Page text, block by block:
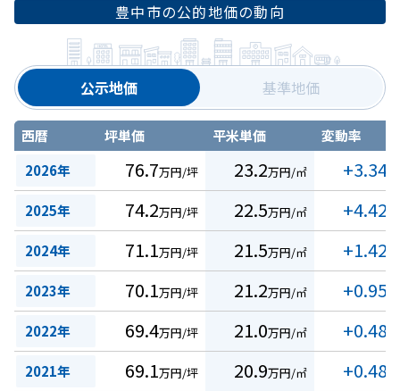
豊中市の公的地価の動向
公示地価 基準地価
西暦 坪単価 平米単価
変動率
2026年
76.7万円/坪 23.2万円/㎡ +3.34
2025年 74.2万円/坪 22.5万円/㎡ +4.42
2024年 71.1万円/坪 21.5万円/㎡ +1.42
2023年 70.1万円/坪 21.2万円/㎡ +0.95
2022年 69.4万円/坪 21.0万円/㎡ +0.48
2021年 69.1万円/坪 20.9万円/㎡ +0.48